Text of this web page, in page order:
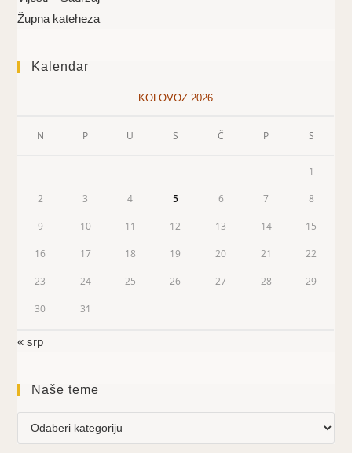
Župna kateheza
Kalendar
KOLOVOZ 2026
N P U S Č P S
1
2 3 4 5 6 7 8
9 10 11 12 13 14 15
16 17 18 19 20 21 22
23 24 25 26 27 28 29
30 31
« srp
Naše teme